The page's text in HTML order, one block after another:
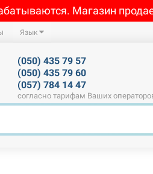
Магазин
Язык
(050) 435 79 57
(050) 435 79 60
(057) 784 14 47
согласно тарифам Ваших